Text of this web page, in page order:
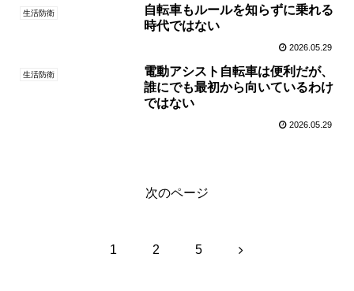
生活防衛
自転車もルールを知らずに乗れる
時代ではない
2026.05.29
生活防衛
電動アシスト自転車は便利だが、
誰にでも最初から向いているわけ
ではない
2026.05.29
次のページ
1 2 5 次